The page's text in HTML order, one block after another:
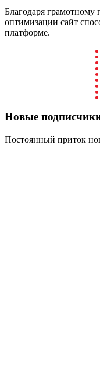
Благодаря
оптимизации сайт
платформе.
Новые
Постоянный приток